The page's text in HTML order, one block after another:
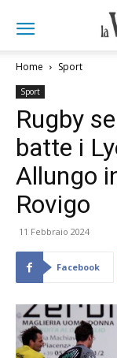
Home Sport
Sport
Rugby
batte i
Allungo
Rovigo
11 Febbraio 2024
Facebook